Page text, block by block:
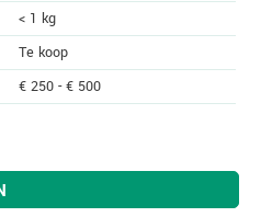
< 1 kg
Te koop
€ 250 - € 500